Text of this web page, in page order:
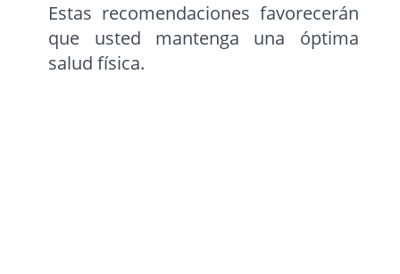
Estas recomendaciones favorecerán
que usted mantenga una óptima
salud física.